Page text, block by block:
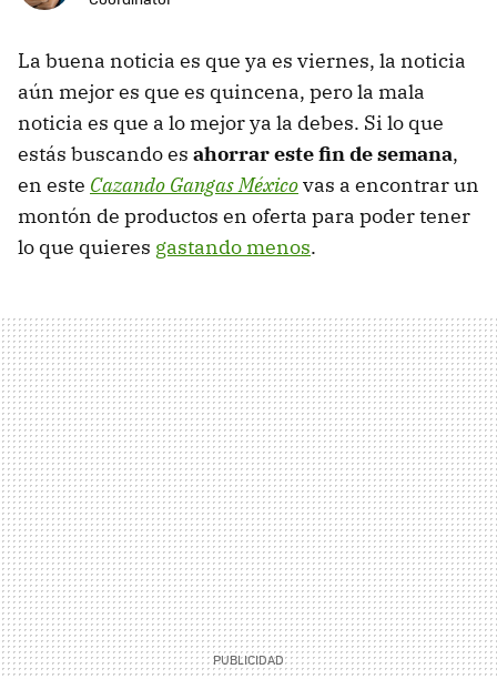
La buena noticia es que ya es viernes, la noticia
aún mejor es que es quincena, pero la mala
noticia es que a lo mejor ya la debes. Si lo que
estás buscando es ahorrar este fin de semana,
en este Cazando Gangas Méxicovas a encontrar un
montón de productos en oferta para poder tener
lo que quieres gastando menos.